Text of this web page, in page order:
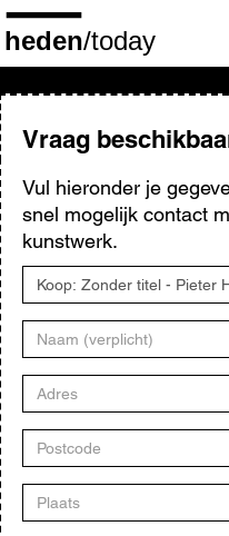
Overslaan
en
naar
inhoud
gaanVraag
Vul hieronder je
snel mogelijk contact
kunstwerk.
Titel
kunstwerk
Naam
Adres
Postcode
Plaats